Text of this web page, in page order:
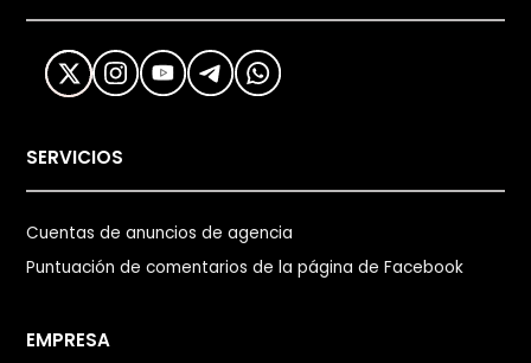
SERVICIOS
Cuentas de anuncios de agencia
Puntuación de comentarios de la página de Facebook
EMPRESA